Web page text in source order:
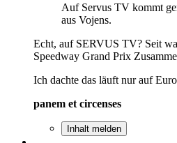
Auf Servus TV kommt
aus Vojens.
Echt, auf SERVUS TV? Seit
Speedway Grand Prix
Ich dachte das läuft nur auf
panem et circenses
Inhalt melden